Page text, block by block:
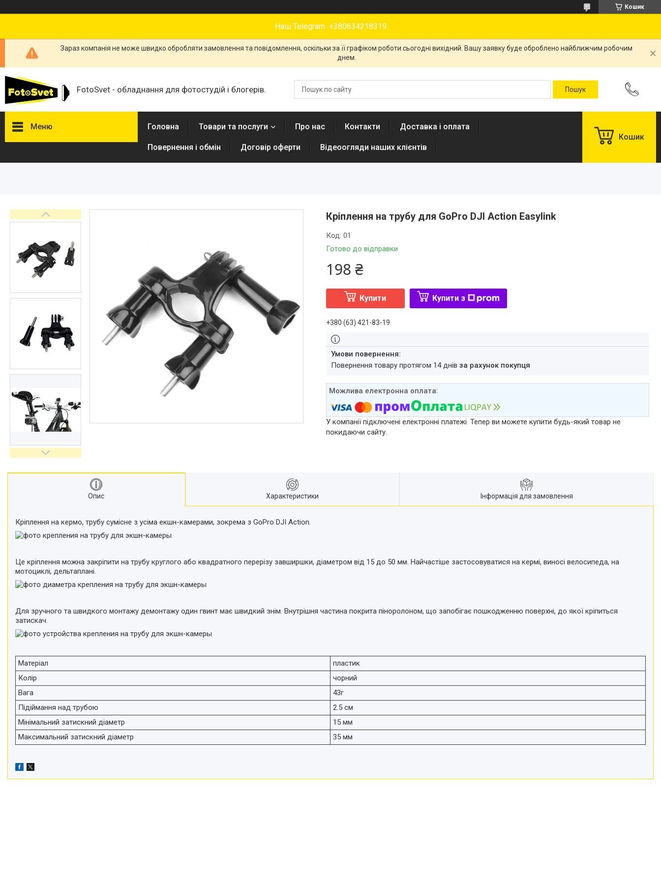
Кошик
Наш Telegram +380634218319
Зараз компанія не може швидко обробляти замовлення та повідомлення, оскільки за її графіком роботи сьогодні вихідний. Вашу заявку буде оброблено найближчим робочим
днем.
FotoSvet - обладнання для фотостудій і блогерів.
Меню
Студійні парасольки
Лампи для постійного та
імпульсного світла
Набори постійного світла для
фото і відео
Набори імпульсного світла
Фото відбивачі, тримачі для
відбивачів
Поворотні столики
Все для предметної зйомки
Кільцеві лампи, товари для
Світлодіодні LED-панель,
відеосвітло
Підсвічування, накамерне
світло
відеокамер
Стедіками, стабілізатори
Моноподи
Лінзи-об'єктиви для
Оптика для спостережень
Сумки для студійного
адаптери
Аксесуари для фото-
Аксесуари для мобільних
телефонів і смартфонів
Товари для дому
Відеоогляди наших клієнтів
Знижки
Сертифікати
Головна Товари та послуги Про нас Контакти Доставка і оплата
Повернення і обмін Договір оферти Відеоогляди наших клієнтів
Кошик
Кріплення на трубу для GoPro DJI Action Easylink
Готово до відправки
Код: 01
198 ₴
Купити Купити з
+380 (63) 421-83-19
повернення товару протягом 14 днів за рахунок покупця
У компанії підключені електронні платежі. Тепер ви можете купити будь-який товар не
покидаючи сайту.
Опис Характеристики Інформація для замовлення
Кріплення на кермо, трубу сумісне з усіма екшн-камерами, зокрема з GoPro DJI Action.
Це кріплення можна закріпити на трубу круглого або квадратного перерізу завширшки, діаметром від 15 до 50 мм. Найчастіше застосовуватися на кермі, виносі велосипеда, на
мотоциклі, дельтаплані.
Для зручного та швидкого монтажу демонтажу один гвинт має швидкий знім. Внутрішня частина покрита піноролоном, що запобігає пошкодженню поверхні, до якої кріпиться
затискач.
Матеріал
пластик
Колір
чорний
Вага
43г
Підіймання над трубою
2.5 см
Мінімальний затискний діаметр
15 мм
Максимальний затискний діаметр
35 мм